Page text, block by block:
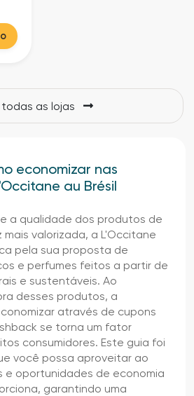
todas as lojas
economizar nas
au Brésil
a qualidade dos produtos de
valorizada, a L'Occitane
pela sua proposta de
e perfumes feitos a partir de
e sustentáveis. Ao
desses produtos, a
através de cupons
se torna um fator
consumidores. Este guia foi
você possa aproveitar ao
e oportunidades de economia
garantindo uma